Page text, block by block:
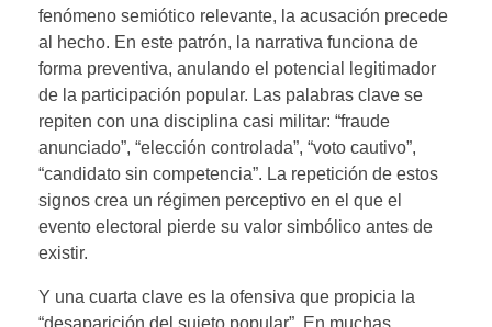
fenómeno semiótico relevante, la acusación precede
al hecho. En este patrón, la narrativa funciona de
forma preventiva, anulando el potencial legitimador
de la participación popular. Las palabras clave se
repiten con una disciplina casi militar: “fraude
anunciado”, “elección controlada”, “voto cautivo”,
“candidato sin competencia”. La repetición de estos
signos crea un régimen perceptivo en el que el
evento electoral pierde su valor simbólico antes de
existir.
Y una cuarta clave es la ofensiva que propicia la
“desaparición del sujeto popular”. En muchas